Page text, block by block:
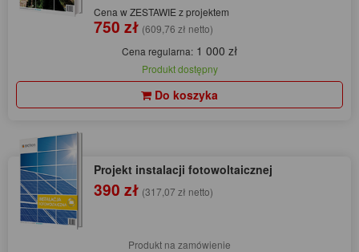
Cena w ZESTAWIE z projektem
750 zł (609,76 zł netto)
Cena regularna: 1 000 zł
Produkt dostępny
Do koszyka
Projekt instalacji fotowoltaicznej
390 zł (317,07 zł netto)
Produkt na zamówienie